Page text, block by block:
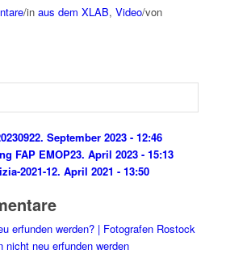
/in aus dem XLAB, Video/von
22. September 2023 - 12:46
FAP EMOP23. April 2023 - 15:13
2021-12. April 2021 - 13:50
erfunden werden? | Fotografen Rostock
nicht neu erfunden werden